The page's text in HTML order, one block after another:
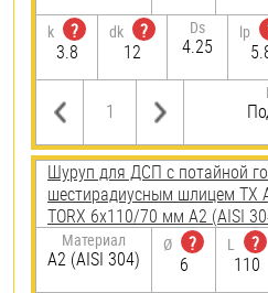
k
?
3.8
dk
?
12
Ds
4.25
lp
Шуруп для ДСП с потайной
шестирадиусным шлицем TX
TORX 6х110/70 мм А2 (AISI
Материал
А2 (AISI 304)
Ø
?
6
L
?
110